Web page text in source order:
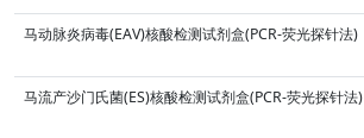
马动脉炎病毒(EAV)核酸检测试剂盒(PCR-荧光探针法)
马流产沙门氏菌(ES)核酸检测试剂盒(PCR-荧光探针法)